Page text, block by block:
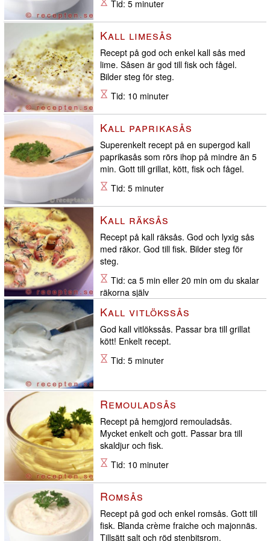
Tid: 5 minuter
Kall limesås
Recept på god och enkel kall sås med
lime. Såsen är god till fisk och fågel.
Bilder steg för steg.
Tid: 10 minuter
Kall paprikasås
Superenkelt recept på en supergod kall
paprikasås som rörs ihop på mindre än 5
min. Gott till grillat, kött, fisk och fågel.
Tid: 5 minuter
Kall räksås
Recept på kall räksås. God och lyxig sås
med räkor. God till fisk. Bilder steg för
steg.
Tid: ca 5 min eller 20 min om du skalar
räkorna själv
Kall vitlökssås
God kall vitlökssås. Passar bra till grillat
kött! Enkelt recept.
Tid: 5 minuter
Remouladsås
Recept på hemgjord remouladsås.
Mycket enkelt och gott. Passar bra till
skaldjur och fisk.
Tid: 10 minuter
Romsås
Recept på god och enkel romsås. Gott till
fisk. Blanda crème fraiche och majonnäs.
Tillsätt salt och röd stenbitsrom.